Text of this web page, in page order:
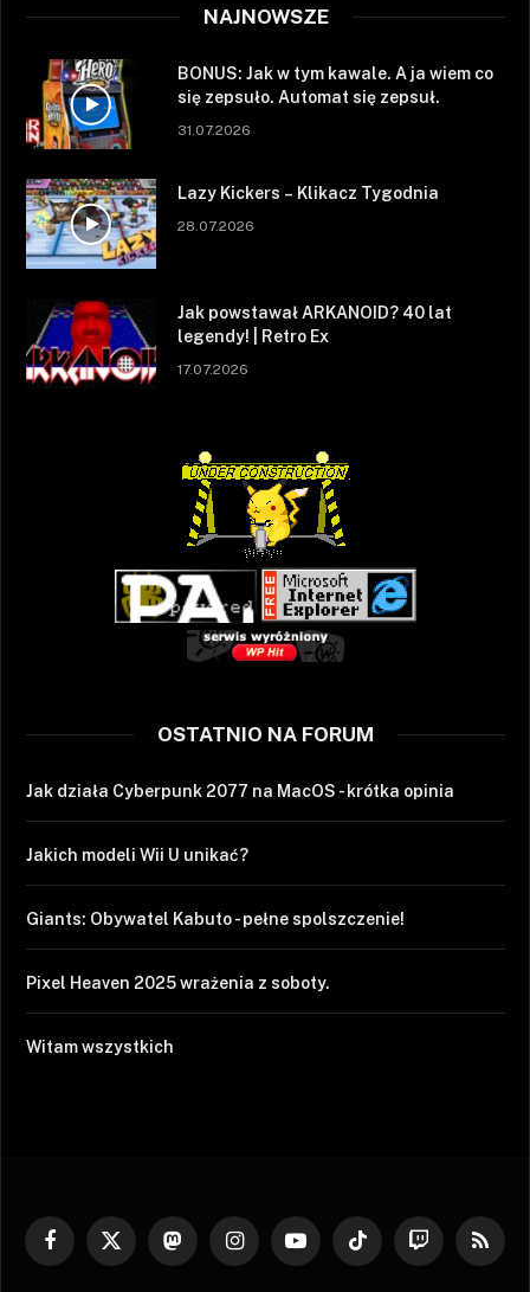
NAJNOWSZE
BONUS: Jak w tym kawale. A ja wiem co
się zepsuło. Automat się zepsuł.
31.07.2026
Lazy Kickers – Klikacz Tygodnia
28.07.2026
Jak powstawał ARKANOID? 40 lat
legendy! | Retro Ex
17.07.2026
OSTATNIO NA FORUM
Jak działa Cyberpunk 2077 na MacOS - krótka opinia
Jakich modeli Wii U unikać?
Giants: Obywatel Kabuto - pełne spolszczenie!
Pixel Heaven 2025 wrażenia z soboty.
Witam wszystkich
Facebook
X
MastodonInstagramYouTubeTikTok Twitch RSS